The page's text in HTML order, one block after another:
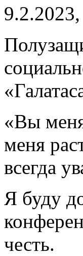
«Вы
меня
всегда
Я буду
честь.